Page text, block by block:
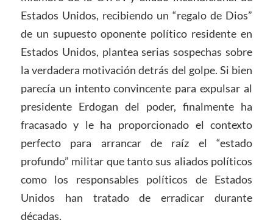
Estados Unidos, recibiendo un “regalo de Dios”
de un supuesto oponente político residente en
Estados Unidos, plantea serias sospechas sobre
la verdadera motivación detrás del golpe. Si bien
parecía un intento convincente para expulsar al
presidente Erdogan del poder, finalmente ha
fracasado y le ha proporcionado el contexto
perfecto para arrancar de raíz el “estado
profundo” militar que tanto sus aliados políticos
como los responsables políticos de Estados
Unidos han tratado de erradicar durante
décadas.